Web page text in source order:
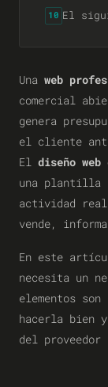
10 El
Una web
comercial
genera
el cliente
El diseño web
una plantilla
actividad real
vende,
En este
necesita un
elementos
hacerla bien
del proveedor